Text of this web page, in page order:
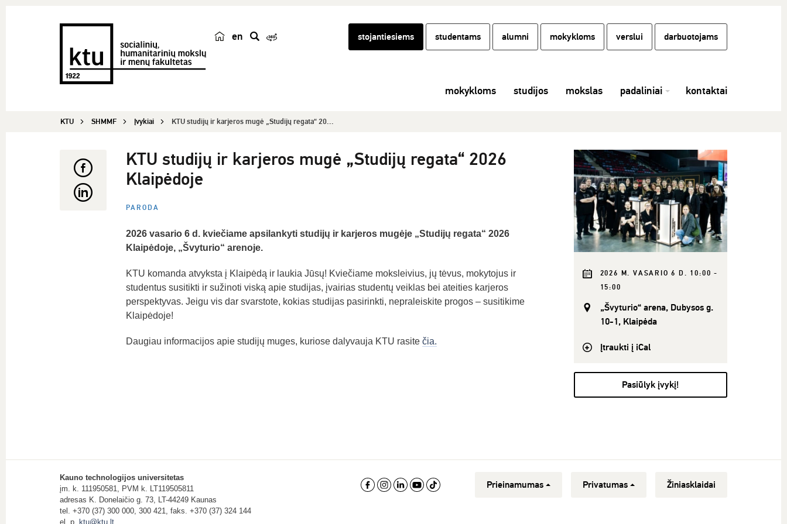
en
k
stojantiesiems studentams alumni mokykloms verslui darbuotojams
mokykloms studijos mokslas padaliniai kontaktai
KTU SHMMF Įvykiai KTU studijų ir karjeros mugė „Studijų regata“ 20...
KTU studijų ir karjeros mugė „Studijų regata“ 2026
Klaipėdoje
PARODA
2026 vasario 6 d. kviečiame apsilankyti studijų ir karjeros mugėje „Studijų regata“ 2026
Klaipėdoje, „Švyturio“ arenoje.
KTU komanda atvyksta į Klaipėdą ir laukia Jūsų! Kviečiame moksleivius, jų tėvus, mokytojus ir
studentus susitikti ir sužinoti viską apie studijas, įvairias studentų veiklas bei ateities karjeros
perspektyvas. Jeigu vis dar svarstote, kokias studijas pasirinkti, nepraleiskite progos – susitikime
Klaipėdoje!
Daugiau informacijos apie studijų muges, kuriose dalyvauja KTU rasite čia.
2026 M. VASARIO 6 D. 10:00 -
15:00
„Švyturio“ arena, Dubysos g.
10-1, Klaipėda
Įtraukti į iCal
Pasiūlyk įvykį!
Kauno technologijos universitetas
įm. k. 111950581, PVM k. LT119505811
adresas K. Donelaičio g. 73, LT-44249 Kaunas
tel. +370 (37) 300 000, 300 421, faks. +370 (37) 324 144
el. p.
ktu@ktu.lt
Prieinamumas Privatumas Žiniasklaidai